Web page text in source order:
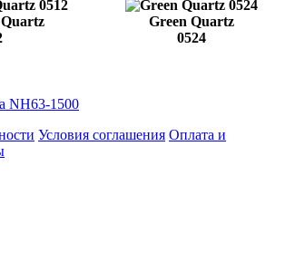
Green Quartz
0524
NH63-1500
Условия соглашения Оплата и